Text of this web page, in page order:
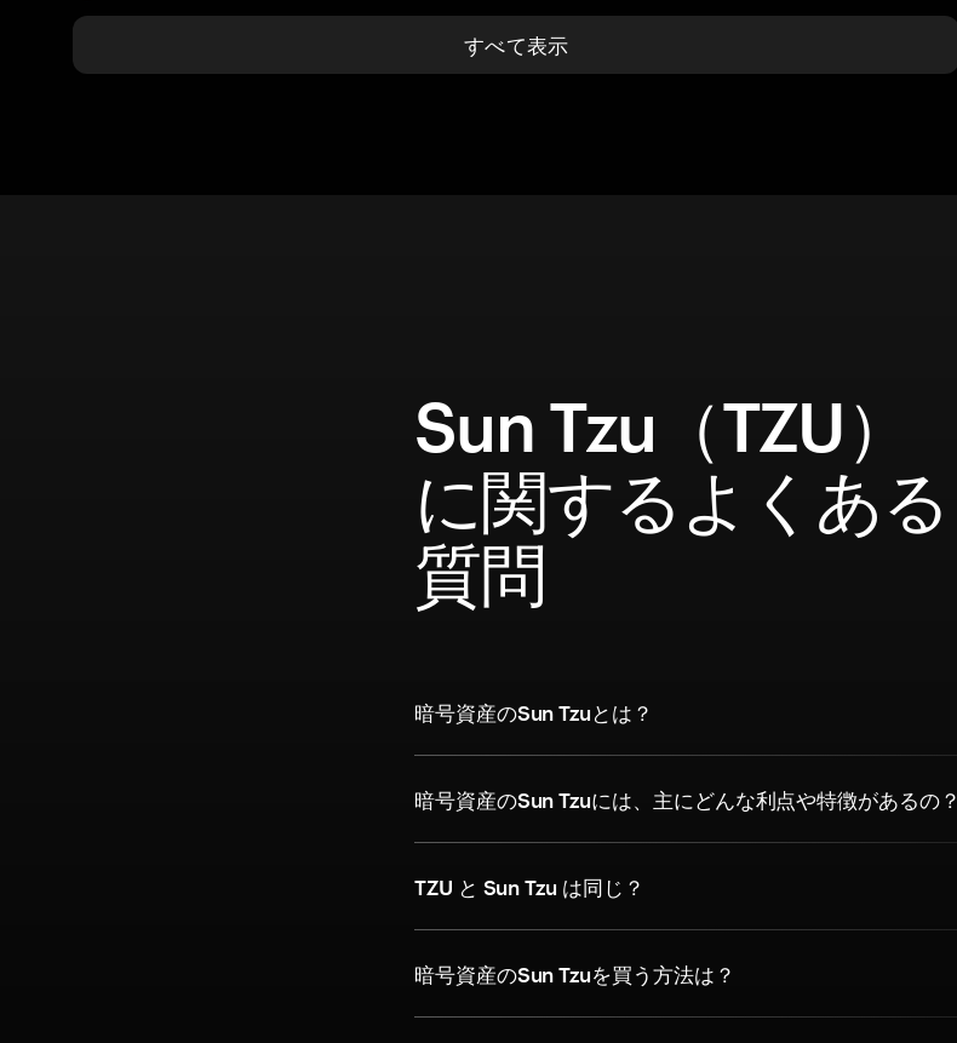
すべて表示
Sun Tzu（TZU）
に関するよくある
質問
暗号資産のSun Tzuとは？
暗号資産のSun Tzuには、主にどんな利点や特徴があるの？
TZU と Sun Tzu は同じ？
暗号資産のSun Tzuを買う方法は？